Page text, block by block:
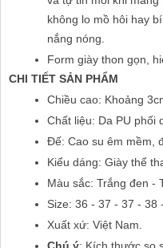
không lo mồ hôi hay
nắng nóng.
Form giày thon gọn,
CHI TIẾT SẢN PHẨM
Chiều cao: Khoảng
Chất liệu: Da PU phối
Đế: Cao su êm mềm,
Kiểu dáng: Giày thể
Màu sắc: Trắng đen -
Size: 36 - 37 - 37 - 38
Xuất xứ: Việt Nam.
Chú ý: Kích thước so